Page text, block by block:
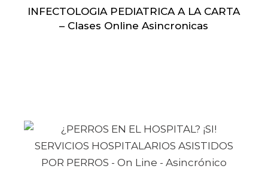
INFECTOLOGIA PEDIATRICA A LA CARTA
– Clases Online Asincronicas